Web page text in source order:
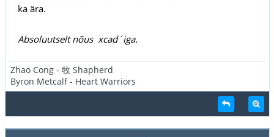
ka ära.
Absoluutselt nõus xcad´iga.
Zhao Cong - 牧 Shapherd
Byron Metcalf - Heart Warriors